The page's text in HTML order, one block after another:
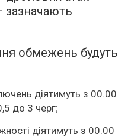
зазначають
обмежень будуть
діятимуть з 00.00
до 3 черг;
діятимуть з 00.00